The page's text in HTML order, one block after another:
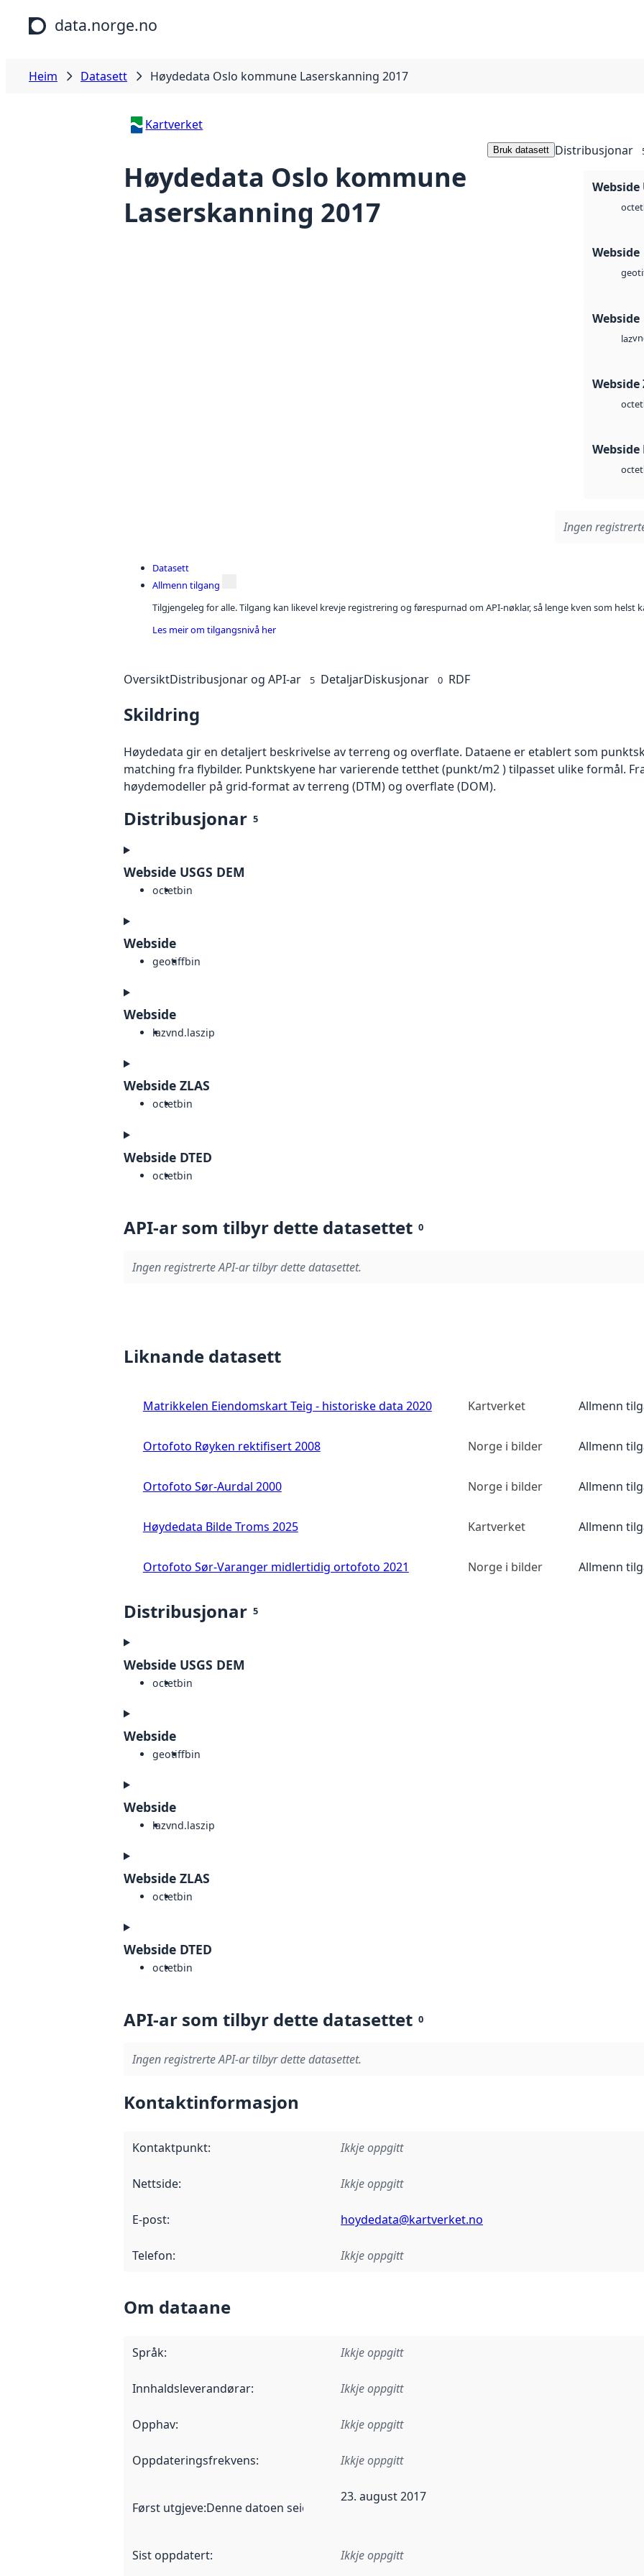
Hopp til hovudinnhald
data.norge.no
Heim Datasett Høydedata Oslo kommune Laserskanning 2017
Kartverket
Høydedata Oslo kommune
Laserskanning 2017
Bruk datasett Distribusjonar
Webside
octet
Webside
Webside
laz
Webside
octet
Webside
octet
Ingen
Datasett
Allmenn tilgang
Tilgjengeleg for alle. Tilgang kan likevel krevje registrering og førespurnad om API-nøklar, så lenge kven som helst
Les meir om tilgangsnivå her
OversiktDistribusjonar og API-ar 5 DetaljarDiskusjonar 0 RDF
Skildring
Høydedata gir en detaljert beskrivelse av terreng og overflate. Dataene er etablert som
matching fra flybilder. Punktskyene har varierende tetthet (punkt/m2 ) tilpasset ulike formål.
høydemodeller på grid-format av terreng (DTM) og overflate (DOM).
Distribusjonar 5
Webside USGS DEM
octetbin
Webside
geotiffbin
Webside
lazvnd.laszip
Webside ZLAS
octetbin
Webside DTED
octetbin
API-ar som tilbyr dette datasettet 0
Ingen registrerte API-ar tilbyr dette datasettet.
Liknande datasett
Matrikkelen Eiendomskart Teig - historiske data 2020 Kartverket Allmenn
Ortofoto Røyken rektifisert 2008 Norge i bilder Allmenn
Ortofoto Sør-Aurdal 2000 Norge i bilder Allmenn
Høydedata Bilde Troms 2025 Kartverket Allmenn
Ortofoto Sør-Varanger midlertidig ortofoto 2021 Norge i bilder Allmenn
Distribusjonar 5
Webside USGS DEM
octetbin
Webside
geotiffbin
Webside
lazvnd.laszip
Webside ZLAS
octetbin
Webside DTED
octetbin
API-ar som tilbyr dette datasettet 0
Ingen registrerte API-ar tilbyr dette datasettet.
Kontaktinformasjon
Kontaktpunkt: Ikkje oppgitt
Nettside: Ikkje oppgitt
E-post: hoydedata@kartverket.no
Telefon: Ikkje oppgitt
Om dataane
Språk: Ikkje oppgitt
Innhaldsleverandørar: Ikkje oppgitt
Opphav: Ikkje oppgitt
Oppdateringsfrekvens: Ikkje oppgitt
Først utgjeve:Denne datoen seier når dataa i dette datasettet først blei utgitt. Det kan ha
23. august 2017
Sist oppdatert: Ikkje oppgitt